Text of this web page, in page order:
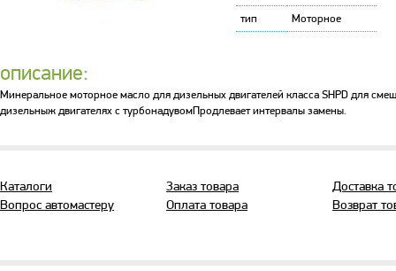
тип
Моторное
описание:
Минеральное моторное масло для дизельных двигателей класса SHPD для
дизельныж двигателях с турбонадувомПродлевает интервалы замены.
Каталоги
Вопрос автомастеру
Заказ товара
Оплата товара
Доставка
Возврат